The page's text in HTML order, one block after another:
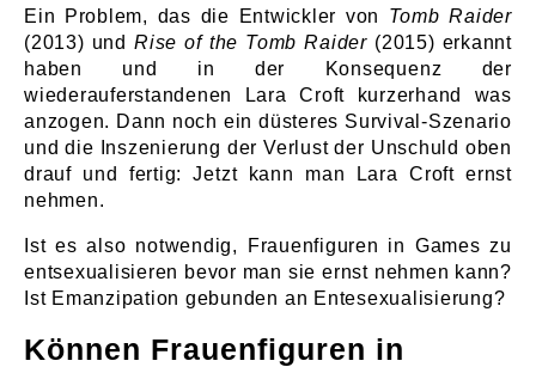
Ein Problem, das die Entwickler von Tomb Raider
(2013) undRise of the Tomb Raider(2015) erkannt
haben und in der Konsequenz der
wiederauferstandenen Lara Croft kurzerhand was
anzogen. Dann noch ein düsteres Survival-Szenario
und die Inszenierung der Verlust der Unschuld oben
drauf und fertig: Jetzt kann man Lara Croft ernst
nehmen.
Ist es also notwendig, Frauenfiguren in Games zu
entsexualisieren bevor man sie ernst nehmen kann?
Ist Emanzipation gebunden an Entesexualisierung?
Können Frauenfiguren in